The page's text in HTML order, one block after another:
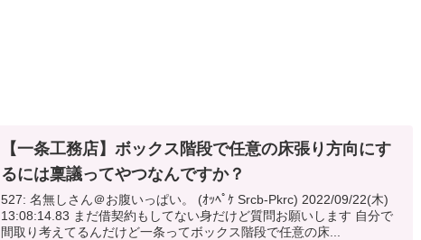
【一条工務店】ボックス階段で任意の床張り方向にす
るには稟議ってやつなんですか？
527: 名無しさん＠お腹いっぱい。 (ｵｯﾍﾟｹ Srcb-Pkrc) 2022/09/22(木)
13:08:14.83 まだ借契約もしてない身だけど質問お願いします 自分で
間取り考えてるんだけど一条ってボックス階段で任意の床...